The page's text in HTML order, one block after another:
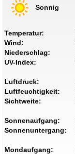
Sonnig
Temperatur:
Wind:
Niederschlag:
UV-Index:
Luftdruck:
Luftfeuchtigkeit:
Sichtweite:
Sonnenaufgang:
Sonnenuntergang:
Mondaufgang: